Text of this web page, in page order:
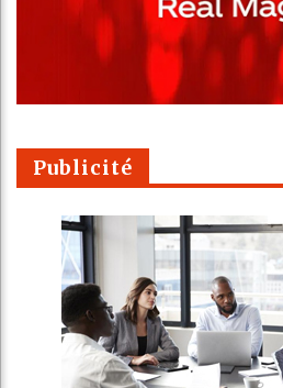
Publicité